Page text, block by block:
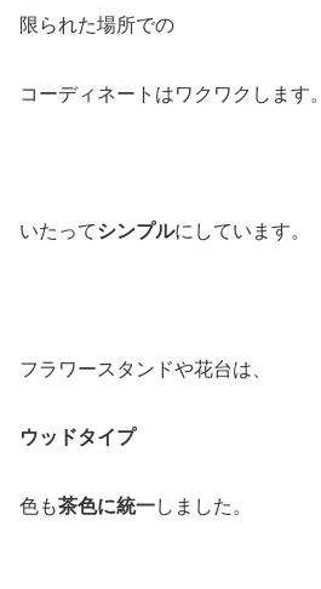
限られた場所での
コーディネートはワクワクします。
いたってシンプルにしています。
フラワースタンドや花台は、
ウッドタイプ
色も茶色に統一しました。